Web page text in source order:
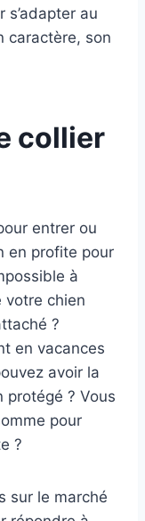
s’adapter au
caractère, son
collier
entrer ou
en profite pour
à
votre chien
?
en vacances
avoir la
protégé ? Vous
pour
?
sur le marché